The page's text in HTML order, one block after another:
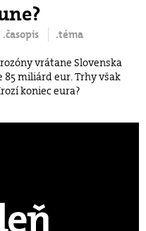
.časopis
.téma
vrátane Slovenska
miliárd eur. Trhy však
koniec eura?